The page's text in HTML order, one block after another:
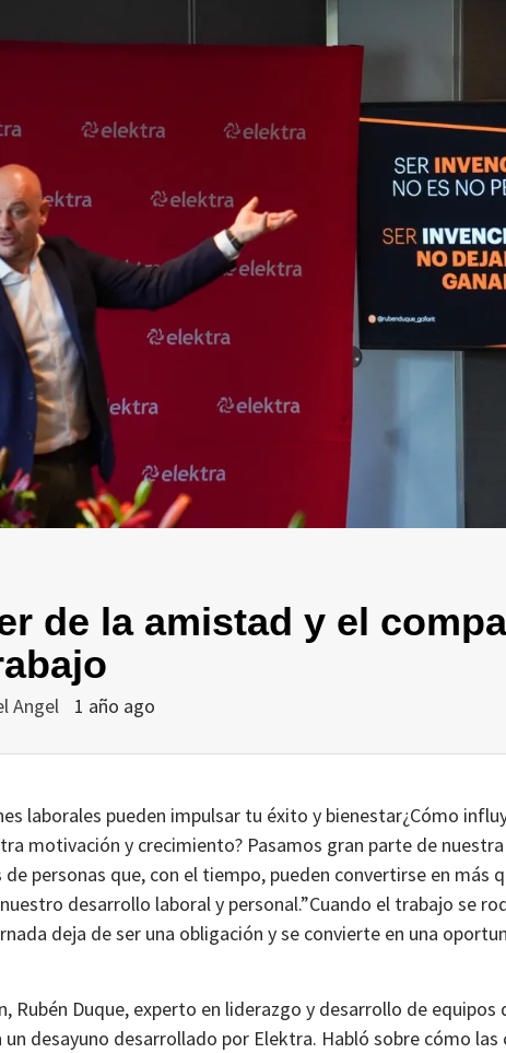
de la amistad y el
Angel 1 año ago
laborales pueden impulsar tu éxito y bienestar¿Cómo
motivación y crecimiento? Pasamos gran parte de
personas que, con el tiempo, pueden convertirse en más
desarrollo laboral y personal.”Cuando el trabajo se
deja de ser una obligación y se convierte en una
Rubén Duque, experto en liderazgo y desarrollo de
un desayuno desarrollado por Elektra. Habló sobre cómo las